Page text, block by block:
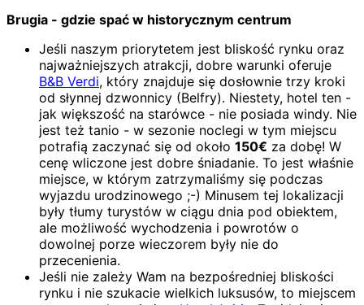
Brugia - gdzie spać w historycznym centrum
Jeśli naszym priorytetem jest bliskość rynku oraz
najważniejszych atrakcji, dobre warunki oferuje
B&B Verdi, który znajduje się dosłownie trzy kroki
od słynnej dzwonnicy (Belfry). Niestety, hotel ten -
jak większość na starówce - nie posiada windy. Nie
jest też tanio - w sezonie noclegi w tym miejscu
potrafią zaczynać się od około 150€ za dobę! W
cenę wliczone jest dobre śniadanie. To jest właśnie
miejsce, w którym zatrzymaliśmy się podczas
wyjazdu urodzinowego ;-) Minusem tej lokalizacji
były tłumy turystów w ciągu dnia pod obiektem,
ale możliwość wychodzenia i powrotów o
dowolnej porze wieczorem były nie do
przecenienia.
Jeśli nie zależy Wam na bezpośredniej bliskości
rynku i nie szukacie wielkich luksusów, to miejscem